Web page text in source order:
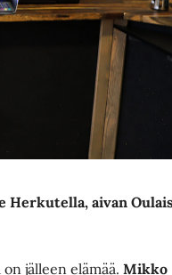
Herkutella, aivan
jälleen elämää.Mikko